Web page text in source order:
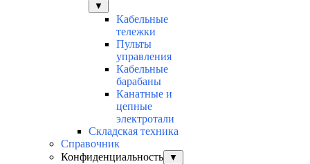
▼
Кабельные
тележки
Пульты
управления
Кабельные
барабаны
Канатные и
цепные
электротали
Складская техника
Справочник
Конфиденциальность
▼